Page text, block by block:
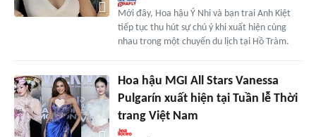
Mới đây, Hoa hậu Ý Nhi và bạn trai Anh Kiệt
tiếp tục thu hút sự chú ý khi xuất hiện cùng
nhau trong một chuyến du lịch tại Hồ Tràm.
Hoa hậu MGI All Stars Vanessa
Pulgarín xuất hiện tại Tuần lễ Thời
trang Việt Nam